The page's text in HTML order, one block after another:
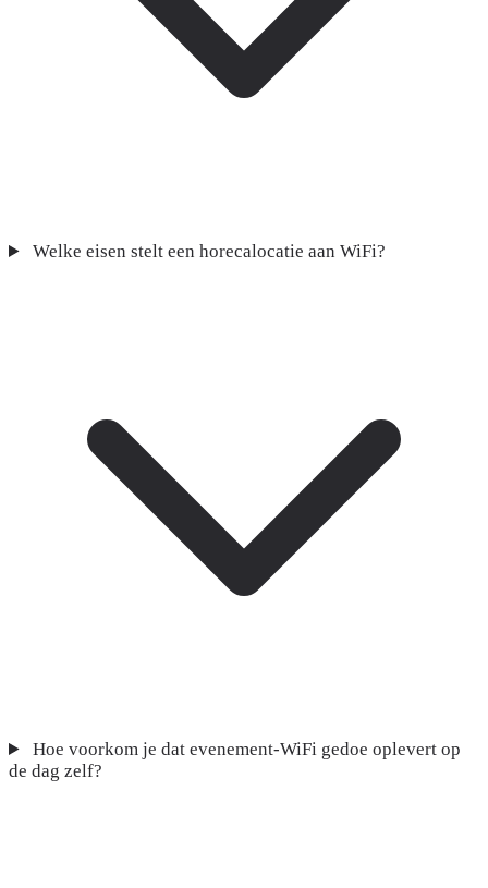
Welke eisen stelt een horecalocatie aan WiFi?
Hoe voorkom je dat evenement-WiFi gedoe oplevert op
de dag zelf?